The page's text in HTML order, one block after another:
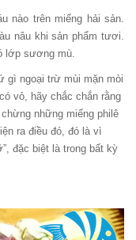
nào trên miếng hải sản.
nâu khi sản phẩm tươi.
lớp sương mù.
gì ngoại trừ mùi mặn mòi
vỏ, hãy chắc chắn rằng
những miếng philê
ra điều đó, đó là vì
đặc biệt là trong bất kỳ